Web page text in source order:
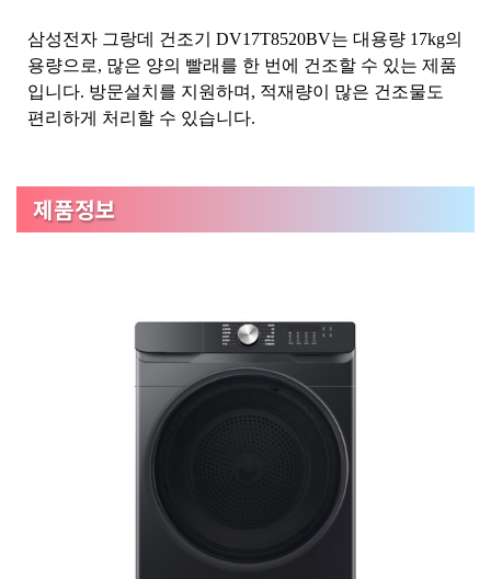
삼성전자 그랑데 건조기 DV17T8520BV는 대용량 17kg의
용량으로, 많은 양의 빨래를 한 번에 건조할 수 있는 제품
입니다. 방문설치를 지원하며, 적재량이 많은 건조물도
편리하게 처리할 수 있습니다.
제품정보